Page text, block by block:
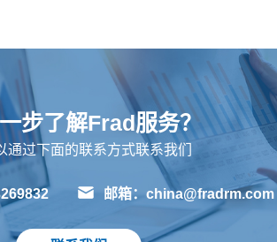
步了解Frad服务？
通过下面的联系方式联系我们
邮箱：china@fradrm.com